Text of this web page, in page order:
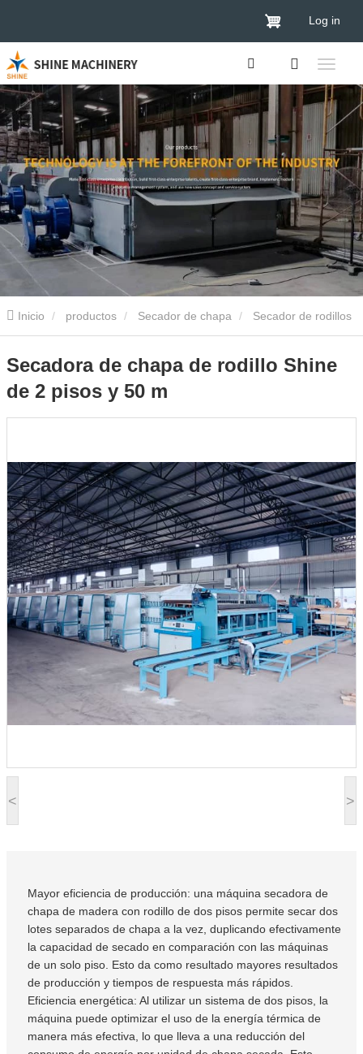
Log in
Inicio productos Secador de chapa Secador de rodillos
de chapa Secadora de chapa de rodillo Shine de 2 pisos y 50 m
< >
Secadora de chapa de rodillo Shine
de 2 pisos y 50 m
Mayor eficiencia de producción: una máquina secadora de
chapa de madera con rodillo de dos pisos permite secar dos
lotes separados de chapa a la vez, duplicando efectivamente
la capacidad de secado en comparación con las máquinas
de un solo piso. Esto da como resultado mayores resultados
de producción y tiempos de respuesta más rápidos.
Eficiencia energética: Al utilizar un sistema de dos pisos, la
máquina puede optimizar el uso de la energía térmica de
manera más efectiva, lo que lleva a una reducción del